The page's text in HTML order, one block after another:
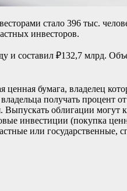
стало 396 тыс.
инвесторов.
составил ₽132,7 млрд.
ценная бумага, владелец
получать процент
облигации могут
инвестиции (покупка
или государственные,